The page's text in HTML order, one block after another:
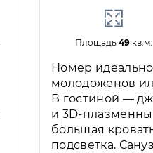
Площадь 49кв.м.
Номер
молодоженов
В гостиной —
и 3D-
большая
подсветка.